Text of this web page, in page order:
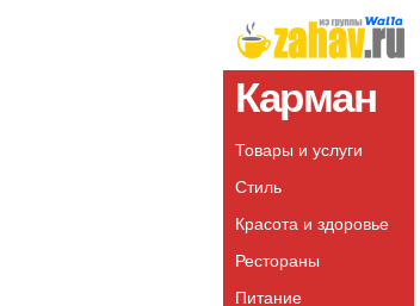
Карман
Товары и услуги
Стиль
Красота и здоровье
Рестораны
Питание